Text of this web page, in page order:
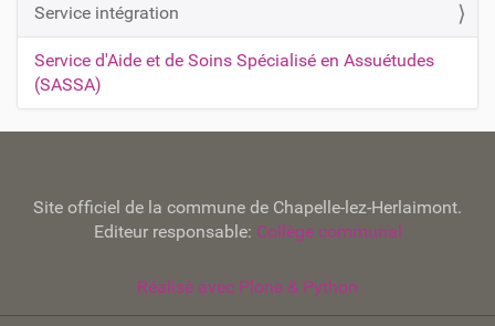
i
g
a
t
i
n
Service intégration
Service d'Aide et de Soins Spécialisé en Assuétudes
(SASSA)
Site officiel de la commune de Chapelle-lez-Herlaimont.
Editeur responsable: Collège communal
Réalisé avec Plone & Python